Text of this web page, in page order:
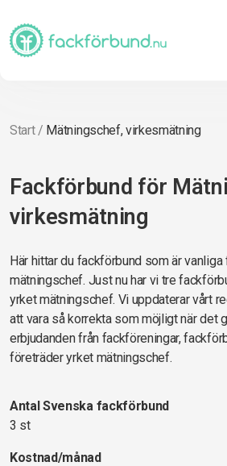
Start/ Mätningschef, virkesmätning
Fackförbund för
virkesmätning
Här hittar du fackförbund som är
mätningschef. Just nu har vi tre
yrket mätningschef. Vi uppdaterar vårt
att vara så korrekta som möjligt när det
erbjudanden från fackföreningar,
företräder yrket mätningschef.
Antal Svenska fackförbund
3 st
Kostnad/månad